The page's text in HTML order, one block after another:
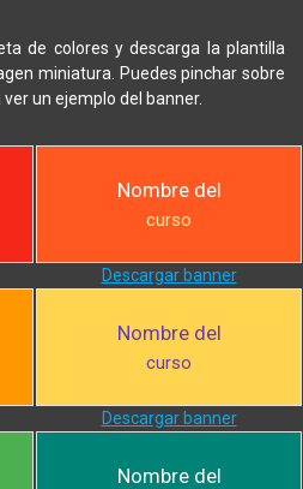
de colores y descarga la plantilla
miniatura. Puedes pinchar sobre
ver un ejemplo del banner.
Nombre del
curso
Descargar banner
Nombre del
curso
Descargar banner
Nombre del